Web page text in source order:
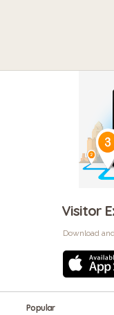
Visitor
Download
Popular